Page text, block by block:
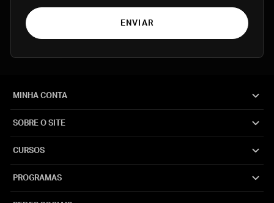
ENVIAR
MINHA CONTA
SOBRE O SITE
CURSOS
PROGRAMAS